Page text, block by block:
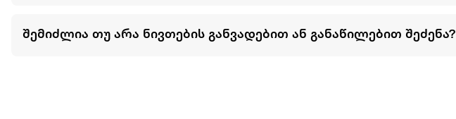
შემიძლია თუ არა ნივთების განვადებით ან განაწილებით შეძენა?